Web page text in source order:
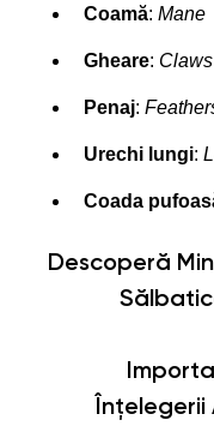
Coamă: Mane
Gheare: Claws
Penaj:
Urechi lungi:
Coada
Descoperă